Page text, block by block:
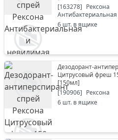
[163278] Рексона
6 шт. в ящике
Дезодорант-
Цитрусовый фреш
[150мл]
[190906] Рексона
6 шт. в ящике